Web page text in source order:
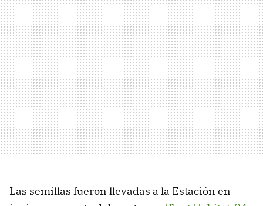
Las semillas fueron llevadas a la Estación en